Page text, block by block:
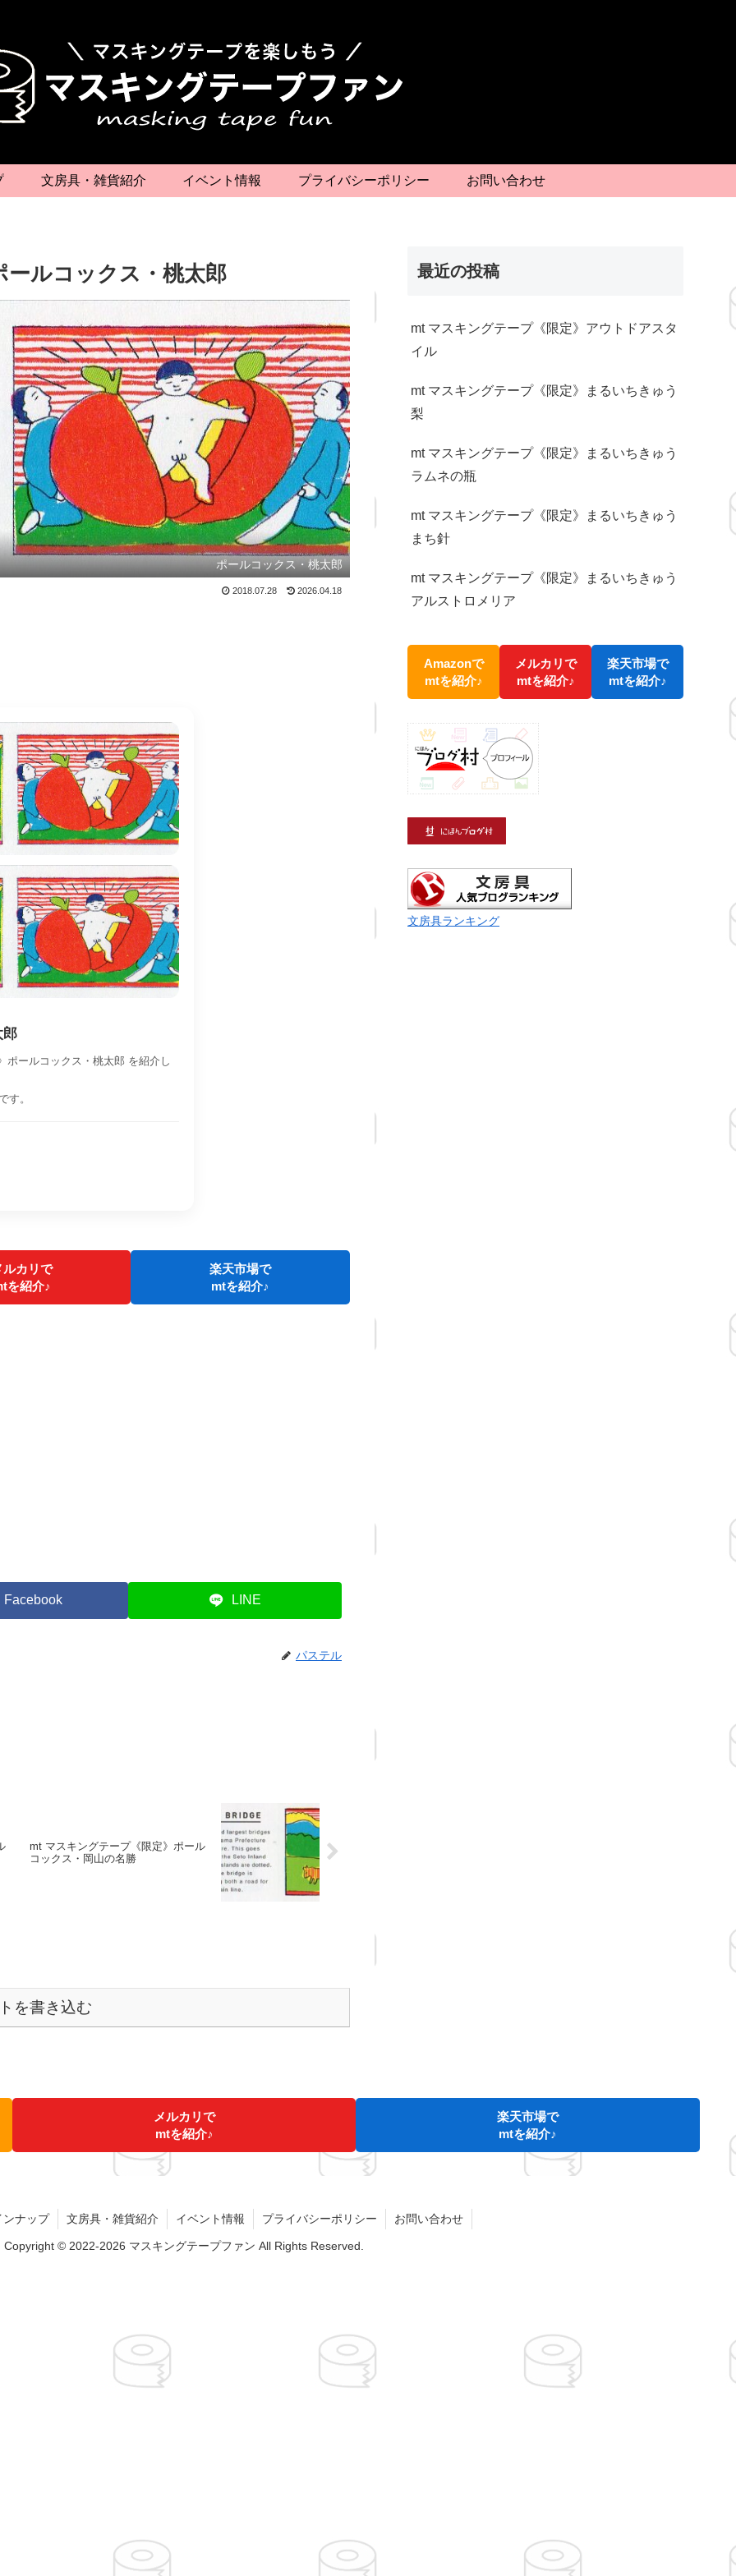
文房具・雑貨紹介 イベント情報 プライバシーポリシー お問い合わせ
ルコックス・桃太郎
ポールコックス・桃太郎
2018.07.28 2026.04.18
郎
ポールコックス・桃太郎 を紹介し
す。
ルカリで
を紹介♪
楽天市場で
mtを紹介♪
Facebook LINE
パステル
mt マスキングテープ《限定》ポール
コックス・岡山の名勝
を書き込む
最近の投稿
mt マスキングテープ《限定》アウトドアスタ
イル
mt マスキングテープ《限定》まるいちきゅう
梨
mt マスキングテープ《限定》まるいちきゅう
ラムネの瓶
mt マスキングテープ《限定》まるいちきゅう
まち針
mt マスキングテープ《限定》まるいちきゅう
アルストロメリア
Amazonで
mtを紹介♪
メルカリで
mtを紹介♪
楽天市場で
mtを紹介♪
文房具ランキング
メルカリで
mtを紹介♪
楽天市場で
mtを紹介♪
ナップ 文房具・雑貨紹介 イベント情報 プライバシーポリシー お問い合わせ
Copyright © 2022-2026 マスキングテープファン All Rights Reserved.